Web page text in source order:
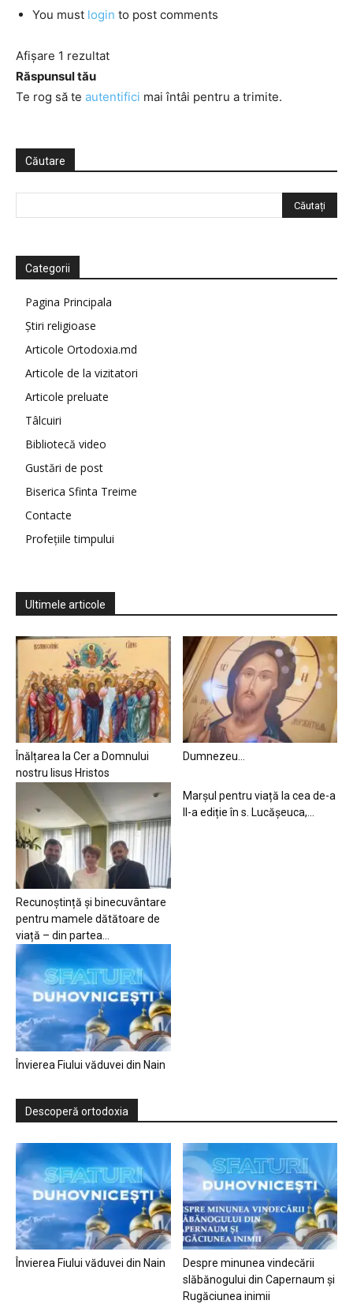
You must login to post comments
Afișare 1 rezultat
Răspunsul tău
Te rog să te autentifici mai întâi pentru a trimite.
Căutare
Categorii
Pagina Principala
Știri religioase
Articole Ortodoxia.md
Articole de la vizitatori
Articole preluate
Tâlcuiri
Bibliotecă video
Gustări de post
Biserica Sfinta Treime
Contacte
Profețiile timpului
Ultimele articole
Înălțarea la Cer a Domnului
nostru Iisus Hristos
Dumnezeu…
Recunoștință și binecuvântare
pentru mamele dătătoare de
viață – din partea...
Marșul pentru viață la cea de-a
II-a ediție în s. Lucășeuca,...
Învierea Fiului văduvei din Nain
Descoperă ortodoxia
Învierea Fiului văduvei din Nain
Despre minunea vindecării
slăbănogului din Capernaum și
Rugăciunea inimii